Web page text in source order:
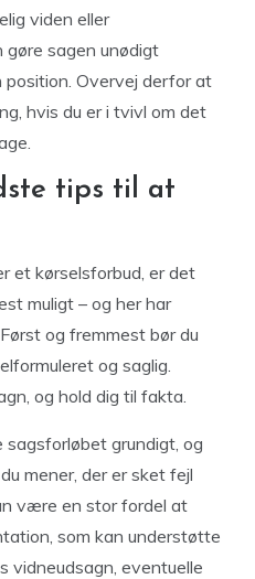
viden eller
gøre sagen unødigt
Overvej derfor at
hvis du er i tvivl om det
tips til at
et kørselsforbud, er det
muligt – og her har
og fremmest bør du
og saglig.
og hold dig til fakta.
grundigt, og
mener, der er sket fejl
være en stor fordel at
som kan understøtte
vidneudsagn, eventuelle